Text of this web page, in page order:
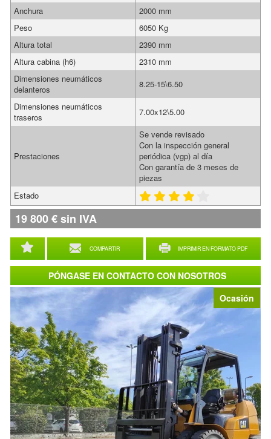
Ocasión
COMPARTIR IMPRIMIR EN FORMATO PDF
Anchura
2000 mm
Peso
6050 Kg
Altura total
2390 mm
Altura cabina (h6)
2310 mm
Dimensiones neumáticos
delanteros
8.25-15\6.50
Dimensiones neumáticos
traseros
7.00x12\5.00
Prestaciones
Se vende revisado
Con la inspección general
periódica (vgp) al día
Con garantía de 3 meses de
piezas
Estado
19 800€sin IVA
PÓNGASE EN CONTACTO CON NOSOTROS